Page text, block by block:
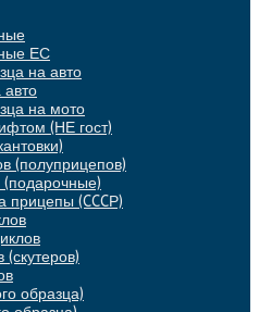
ЕС
на авто
на мото
(НЕ гост)
(полуприцепов)
прицепы (CCCР)
образца)